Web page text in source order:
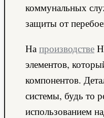
коммунальных
защиты от
На производстве
элементов,
компонентов.
системы, будь то
использованием